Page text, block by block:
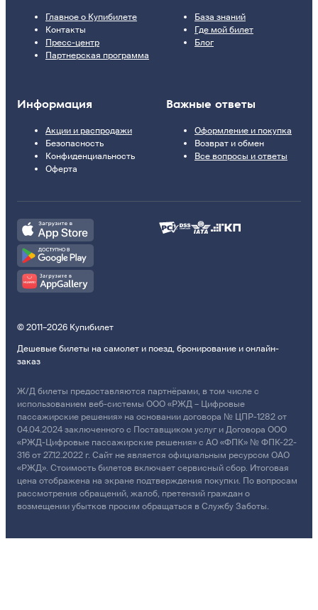
Главное о Купибилете
Контакты
Пресс-центр
Партнерская программа
База знаний
Где мой билет
Блог
Информация
Акции и распродажи
Безопасность
Конфиденциальность
Оферта
Важные ответы
Оформление и покупка
Возврат и обмен
Все вопросы и ответы
© 2011–2026 Купибилет
Дешевые билеты на самолет и поезд, бронирование и онлайн-
заказ
Ж/Д билеты предоставляются партнёрами, в том числе с
использованием веб-системы ООО «РЖД – Цифровые
пассажирские решения» на основании договора № ЦПР-1282 от
04.04.2024 заключенного с Поставщиком услуг и Договора ООО
«РЖД-Цифровые пассажирские решения» с АО «ФПК» № ФПК-22-
316 от 27.12.2022 г. Сайт не является официальным ресурсом ОАО
«РЖД». Стоимость билетов включает сервисный сбор. Итоговая
цена отображена на экране подтверждения покупки. По вопросам
рассмотрения обращений, жалоб, претензий граждан о
возмещении убытков просим обращаться в Службу Заботы.